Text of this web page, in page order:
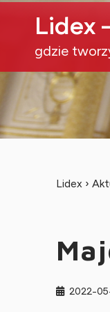
Lidex
gdzie
Lidex›
2022-